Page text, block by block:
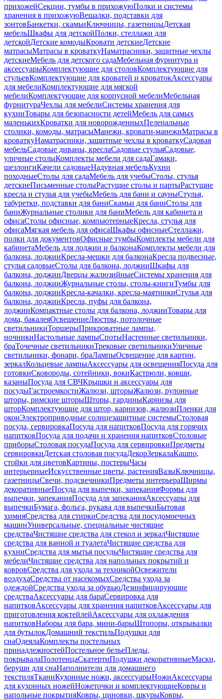
прихожейСекции, тумбы в прихожуюПолки и системы
хранения в прихожуюВешалки, подставки для
зонтовБанкетки, скамьиКлючницы, газетницыДетская
мебельШкафы для детскойПолки, стеллажи для
детскойДетские комодыКровати детскиеДетские
матрасыМатрасы в кроваткуНаматрасники, защитные чехлы
детскиеМебель для детского садаМебельная фурнитура и
аксессуарыКомплектующие для столовКомплектующие для
стульевКомплектующие для кроватей и кроватокАксессуары
для мебелиКомплектующие для мягкой
мебелиКомплектующие для корпусной мебелиМебельная
фурнитураЧехлы для мебелиСистемы хранения для
кухниТовары для безопасности детейМебель для самых
маленькихКроватки для новорожденныхПеленальные
столики, комоды, матрасыМанежи, кровати-манежиМатрасы в
кроваткуНаматрасники, защитные чехлы в кроваткуСадовая
мебельСадовые диваны, креслаСадовые стульяСадовые,
уличные столыКомплекты мебели для садаГамаки,
шезлонгиКачели садовыеНадувная мебельКухни
походныеСтолы для садаМебель для учебыСтолы, стулья
детскиеПисьменные столыРастущие столы и партыРастущие
кресла и стулья для учебыМебель для бани и сауныСтулья,
табуретки, подставки для баниСкамьи для баниСтолы для
баниЖурнальные столики для баниМебель для кабинета и
офисаСтолы офисные, компьютерныеКресла, стулья для
офисаМягкая мебель для офисаШкафы офисныеСтеллажи,
полки для документовОфисные тумбыКомплекты мебели для
кабинетаМебель для лоджии и балконаКомплекты мебели для
балкона, лоджииКресла-мешки для балконаКресла подвесные,
стулья садовыеСтолы для балкона, лоджииШкафы для
балкона, лоджииДверцы жалюзийныеСистемы хранения для
балкона, лоджииЖурнальные столы, столы-книгиТумбы для
балкона, лоджииКресла-качалки, кресла-маятникиСтулья для
балкона, лоджииКресла, пуфы для балкона,
лоджииКомпактные столы для балкона, лоджииТовары для
дома, бакалеяОсвещениеЛюстры, потолочные
светильникиТоршерыПрикроватные лампы,
ночникиНастольные лампыСпотыНастенные светильники,
браТочечные светильникиТрековые светильникиУличные
светильники, фонари, браЛампыОсвещение для картин,
зеркалКольцевые лампыАксессуары для освещенияПосуда для
готовкиСковороды, сотейники, вокиКастрюли, ковши,
казаныПосуда для СВЧКрышки и аксессуары для
посудыГастроемкостиЖалюзи, шторыЖалюзи, рулонные
шторы, римские шторыШторы, гардиныКарнизы для
шторКомплектующие для штор, карнизов, жалюзиПленки для
оконЭлектроприводные солнцезащитные системыСтоловая
посуда, сервировкаПосуда для напитковПосуда для горячих
напитковПосуда для подачи и хранения напитковСтоловые
приборыСтоловая посудаПосуда для сервировкиПредметы
сервировкиДетская столовая посудаДекорЗеркалаКашпо,
стойки для цветовКартины, постерыЧасы
интерьерныеИскусственные цветы, растенияВазыКлючницы,
газетницыСвечи, подсвечникиПредметы интерьераШирмы
декоративныеПосуда для выпечки, запеканияФормы для
выпечки, запеканияПосуда для запеканияАксессуары для
выпечкиБумага, фольга, рукава для выпечкиБытовая
химияСредства для стиркиСредства для посудомоечных
машинУниверсальные, специальные чистящие
средстваЧистящие средства для стекол и зеркалЧистящие
средства для ванной и туалетаЧистящие средства для
кухниСредства для мытья посудыЧистящие средства для
мебелиЧистящие средства для напольных покрытий и
ковровСредства для ухода за техникойОсвежители
воздухаСредства от насекомыхСредства ухода за
одеждойСредства ухода за обувьюДезинфицирующие
средстваАксессуары для бараСервировка для
напитковАксессуары для хранения напитковАксессуары для
приготовления коктейлейАксессуары для охлаждения
напитковНаборы для бара, мини-барыШтопоры, открывалки
для бутылокДомашний текстильПодушки для
снаОдеялаКомплекты постельных
принадлежностейПостельное бельеПледы,
покрывалаПолотенцаСкатертиПодушки декоративныеМаски,
беруши для снаНаполнители для домашнего
текстиляТканиКухонные ножи, аксессуарыНожиАксессуары
для кухонных ножейНожеточки и комплектующиеКовры и
напольные покрытияКовры, циновки, шкурыКовры,